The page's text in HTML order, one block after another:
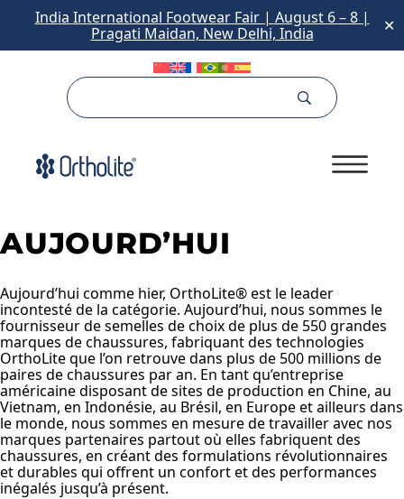
India International Footwear Fair | August 6 – 8 |
Pragati Maidan, New Delhi, India
✕
AUJOURD’HUI
Aujourd’hui comme hier, OrthoLite® est le leader
incontesté de la catégorie. Aujourd’hui, nous sommes le
fournisseur de semelles de choix de plus de 550 grandes
marques de chaussures, fabriquant des technologies
OrthoLite que l’on retrouve dans plus de 500 millions de
paires de chaussures par an. En tant qu’entreprise
américaine disposant de sites de production en Chine, au
Vietnam, en Indonésie, au Brésil, en Europe et ailleurs dans
le monde, nous sommes en mesure de travailler avec nos
marques partenaires partout où elles fabriquent des
chaussures, en créant des formulations révolutionnaires
et durables qui offrent un confort et des performances
inégalés jusqu’à présent.